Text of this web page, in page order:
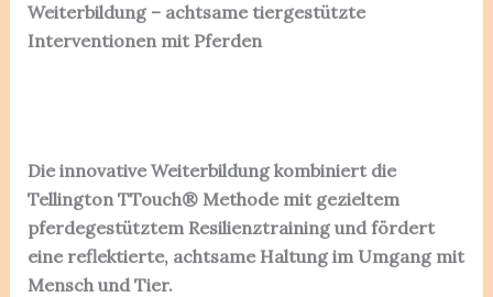
Weiterbildung – achtsame tiergestützte
Interventionen mit Pferden
Die innovative Weiterbildung kombiniert die
Tellington TTouch® Methode mit gezieltem
pferdegestütztem Resilienztraining und fördert
eine reflektierte, achtsame Haltung im Umgang mit
Mensch und Tier.